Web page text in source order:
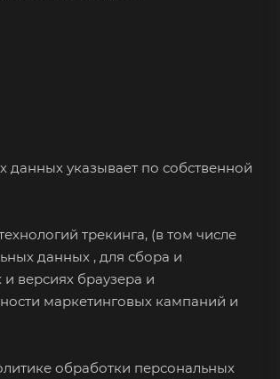
данных указывает по собственной
трекинга, (в том числе
данных , для сбора и
версиях браузера и
маркетинговых кампаний и
обработки персональных